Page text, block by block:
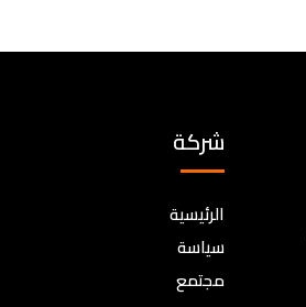
شركة
الرئيسية
سياسة
مجتمع